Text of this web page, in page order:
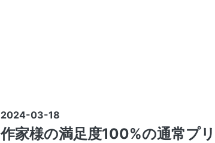
2024-03-18
作家様の満足度100%の通常プ